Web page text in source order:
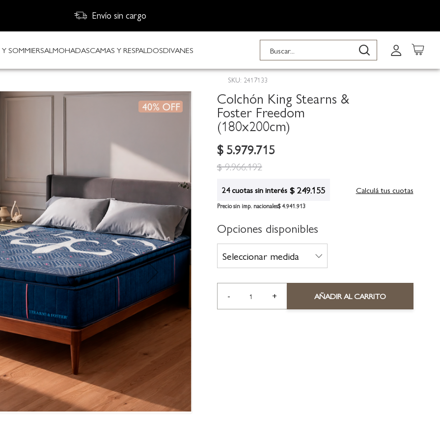
Envío sin cargo
Venta telefónica (011) 0800-222-3384
SOMMIERSALMOHADASCAMAS Y RESPALDOSDIVANES
Buscar Buscar
SKU: 2417133
Colchón King Stearns &
Foster Freedom
(180x200cm)
$ 9.966.192
$ 5.979.715
24 cuotas sin interés $ 249.155 Calculá tus cuotas
Precio sin imp. nacionales$ 4.941.913
Opciones disponibles
- + AÑADIR AL CARRITO